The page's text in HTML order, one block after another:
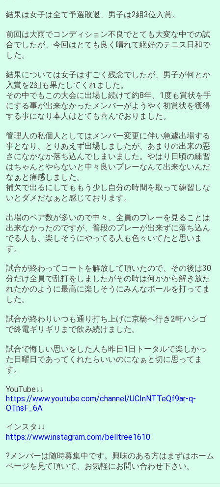
結果は女子は全て予選敗退、男子は2組3位入賞。
前回は大雨でコンディション不良でとても大変な中での試
合でしたが、今回はとても良く晴れて絶好のテニス日和で
した。
結果については女子はすごく残念でしたが、男子が何とか
入賞を2組も果たしてくれました。
その中でもこの大会に出場し続けて約8年、1度も賞状を手
にする事が出来なかったメンバーがようやく初賞状を獲得
する事になり本人はとても喜んでおりました。
管理人の私個人としてはメンバー変更に伴い急遽出場する
事となり、とりあえず出場しましたが、あまりの出来の悪
さになかなか落ち込んでしまいました。やはり日頃の練習
はちゃんとやらないと中々良いプレーなんて出来ないんだ
なぁと痛感しました。
補欠で出るにしてももう少し自分の時間を取って練習しな
いとダメだなぁと感じております。
出場のペア数が多いので中々、全員のプレーを見ることは
出来なかったのですが、普段のプレーが出来ずに落ち込ん
でる人も、楽しそうにやってる人も色々いてたと思いま
す。
試合が終わってコートを解放して頂いたので、その後は30
分だけ全員で乱打をしましたがその時は何かから解き放た
れたかのように最高に楽しそうにみんなボールを打ってま
した。
試合が終わりいつも通り打ち上げに京橋へ行き2軒ハシゴ
で終電ギリギリまで飲み続けました。
試合で悔しい思いをした人も昨日1日トータルで楽しかっ
た日曜日であってくれたらいいのになぁと切に思ってま
す。
YouTube↓↓
https://www.youtube.com/channel/UCInNTTeQf9ar-q-
OTnsF_6A
インスタ↓↓
https://www.instagram.com/belltree1610
?メンバーは随時募集中です。興味のある方はまずはホーム
ページを見て頂いて、お気軽にお問い合わせ下さい。